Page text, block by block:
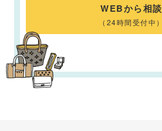
WEBから相談
（24時間受付中）